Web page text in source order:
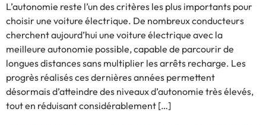
L’autonomie reste l’un des critères les plus importants pour
choisir une voiture électrique. De nombreux conducteurs
cherchent aujourd’hui une voiture électrique avec la
meilleure autonomie possible, capable de parcourir de
longues distances sans multiplier les arrêts recharge. Les
progrès réalisés ces dernières années permettent
désormais d’atteindre des niveaux d’autonomie très élevés,
tout en réduisant considérablement […]